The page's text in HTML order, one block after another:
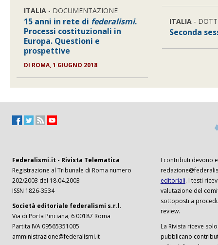
ITALIA - DOCUMENTAZIONE
15 anni in rete di federalismi.
Processi costituzionali in
Europa. Questioni e
prospettive
DI ROMA, 1 GIUGNO 2018
ITALIA -
Seconda
Federalismi.it - Rivista Telematica
Registrazione al Tribunale di Roma numero
202/2003 del 18.04.2003
ISSN 1826-3534
Società editoriale federalismi s.r.l.
Via di Porta Pinciana, 6 00187 Roma
Partita IVA 09565351005
amministrazione@federalismi.it
I contributi devono
editoriali. I testi
valutazione del
sottoposti a
review.
La Rivista riceve
pubblicano